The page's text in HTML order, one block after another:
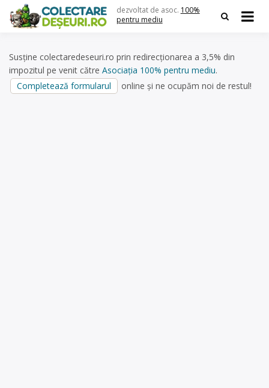
content
dezvoltat de asoc. 100%
pentru mediu
Susține colectaredeseuri.ro prin redirecționarea a 3,5% din
impozitul pe venit către Asociația 100% pentru mediu.
Completează formularul
online și ne ocupăm noi de restul!